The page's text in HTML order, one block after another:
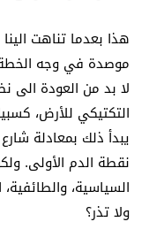
هذا بعدما تناهت
موصدة في وجه الخطة
لا بد من العودة الى
التكتيكي للأرض،
يبدأ ذلك بمعادلة
نقطة الدم الأولى.
السياسية،
ولا تذر؟